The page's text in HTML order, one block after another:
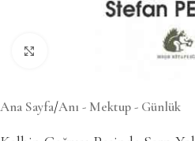
Ana Sayfa/Anı - Mektup - Günlük